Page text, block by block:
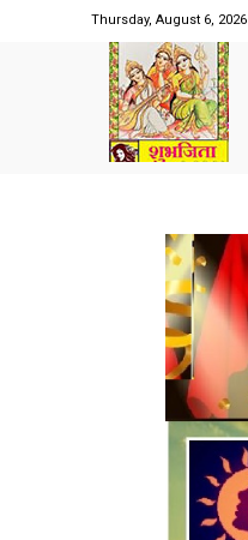
Thursday, August 6, 2026